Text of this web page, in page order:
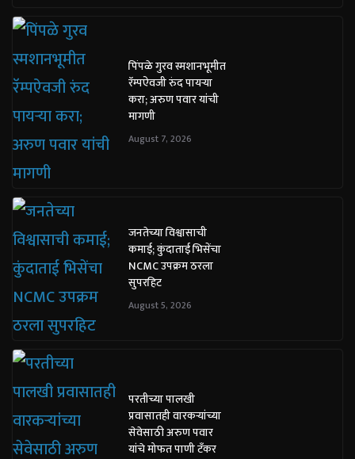
पिंपळे गुरव स्मशानभूमीत
रॅम्पऐवजी रुंद पायऱ्या
करा; अरुण पवार यांची
मागणी
August 7, 2026
जनतेच्या विश्वासाची
कमाई; कुंदाताई भिसेंचा
NCMC उपक्रम ठरला
सुपरहिट
August 5, 2026
परतीच्या पालखी
प्रवासातही वारकऱ्यांच्या
सेवेसाठी अरुण पवार
यांचे मोफत पाणी टँकर